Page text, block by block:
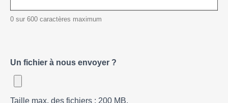
0 sur 600 caractères maximum
Un fichier à nous envoyer ?
Taille max. des fichiers : 200 MB.